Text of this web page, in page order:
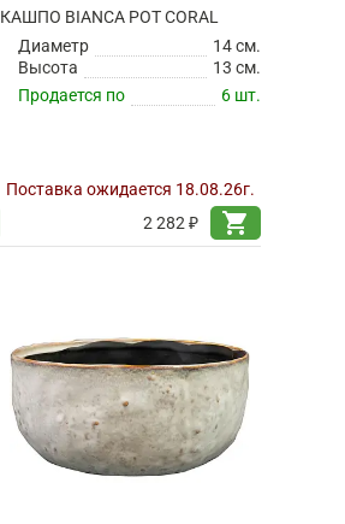
КАШПО BIANCA POT CORAL
Диаметр
14 см.
Высота
13 см.
Продается по
6 шт.
Поставка ожидается 18.08.26г.
2 282 ₽
shopping_cart